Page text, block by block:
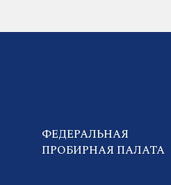
ФЕДЕРАЛЬНАЯ
ПРОБИРНАЯ ПАЛАТА